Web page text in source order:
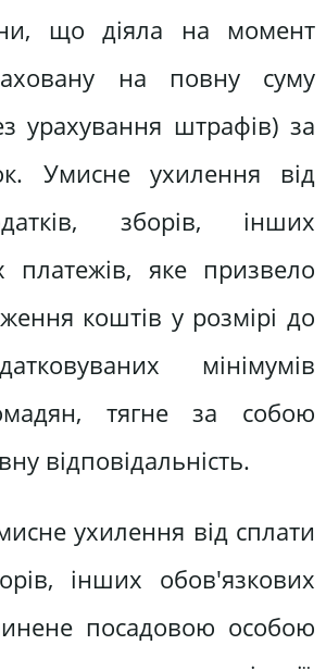
що діяла на момент
на повну суму
урахування штрафів) за
Умисне ухилення від
зборів, інших
платежів, яке призвело
коштів у розмірі до
мінімумів
тягне за собою
відповідальність.
ухилення від сплати
інших обов'язкових
посадовою особою